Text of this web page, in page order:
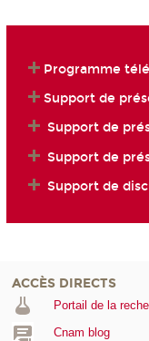
Programme
Support de
Support de
Support de
Support de
ACCÈS DIRECTS
Portail de la
Cnam blog